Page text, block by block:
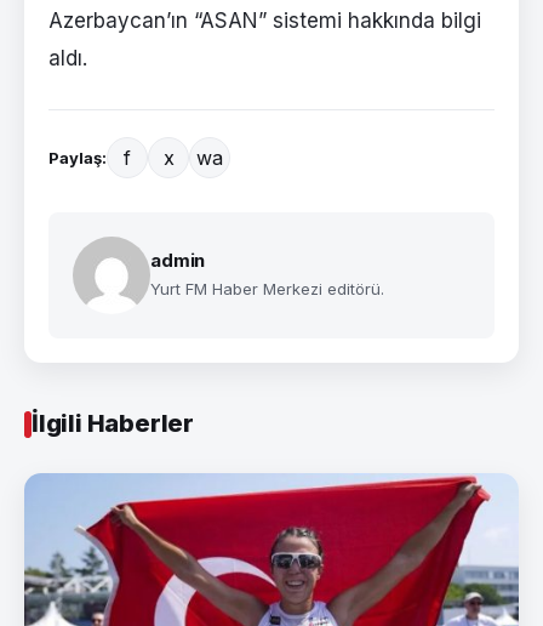
Azerbaycan’ın “ASAN” sistemi hakkında bilgi
aldı.
Paylaş: f x wa
admin
Yurt FM Haber Merkezi editörü.
İlgili Haberler